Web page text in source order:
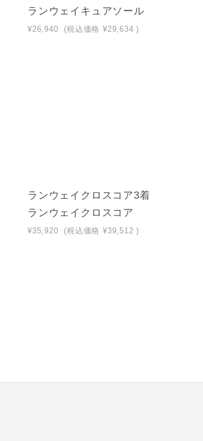
ランウェイキュアソール
¥26,940 (税込価格 ¥29,634 )
ランウェイクロスコア3着
ランウェイクロスコア
¥35,920 (税込価格 ¥39,512 )